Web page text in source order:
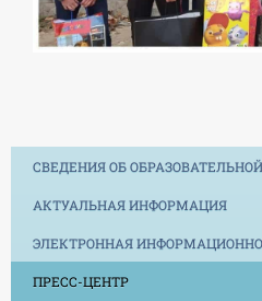
СВЕДЕНИЯ ОБ
АКТУАЛЬНАЯ ИНФОРМАЦИЯ
ЭЛЕКТРОННАЯ
ПРЕСС-ЦЕНТР